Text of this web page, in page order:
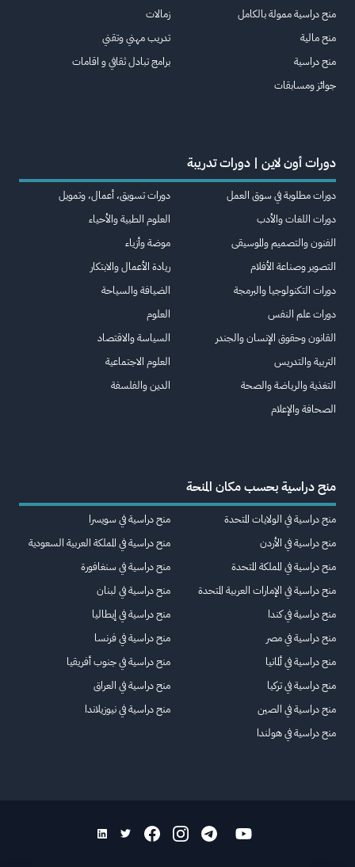
منح دراسية ممولة بالكامل
منح مالية
منح دراسية
جوائز ومسابقات
زمالات
تدريب مهني وتقني
برامج تبادل ثقافي و اقامات
دورات أون لاين | دورات تدريبة
دورات مطلوبة في سوق العمل
دورات اللغات والأدب
الفنون والتصميم والموسيقى
التصوير وصناعة الأفلام
دورات التكنولوجيا والبرمجة
دورات علم النفس
القانون وحقوق الإنسان والجندر
التربية والتدريس
التغذية والرياضة والصحة
الصحافة والإعلام
دورات تسويق، أعمال، وتمويل
العلوم الطبية والأحياء
موضة وأزياء
ريادة الأعمال والابتكار
الضيافة والسياحة
العلوم
السياسة والاقتصاد
العلوم الاجتماعية
الدين والفلسفة
منح دراسية بحسب مكان المنحة
منح دراسية في الولايات المتحدة
منح دراسية في الأردن
منح دراسية في المملكة المتحدة
منح دراسية في الإمارات العربية المتحدة
منح دراسية في كندا
منح دراسية في مصر
منح دراسية في ألمانيا
منح دراسية في تركيا
منح دراسية في الصين
منح دراسية في هولندا
منح دراسية في سويسرا
منح دراسية في المملكة العربية السعودية
منح دراسية في سنغافورة
منح دراسية في لبنان
منح دراسية في إيطاليا
منح دراسية في فرنسا
منح دراسية في جنوب أفريقيا
منح دراسية في العراق
منح دراسية في نيوزيلاندا